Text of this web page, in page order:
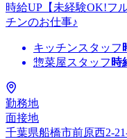
時給UP【未経験OK!フ
チンのお仕事♪
キッチンスタッフ
惣菜屋スタッフ 時
勤務地
面接地
千葉県船橋市前原西2-